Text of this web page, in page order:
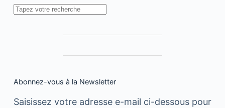
aux
délais
Rechercher
Abonnez-vous à la Newsletter
Saisissez votre adresse e-mail ci-dessous pour